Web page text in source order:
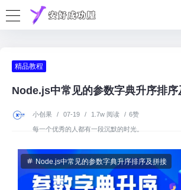
精品教程
Node.js中常见的参数字典升序排序
小创果 / 07-19 / 1.7w 阅读 / 6赞
每一个优秀的人都有一段沉默的时光。
Node.js中常见的参数字典升序排序及拼接